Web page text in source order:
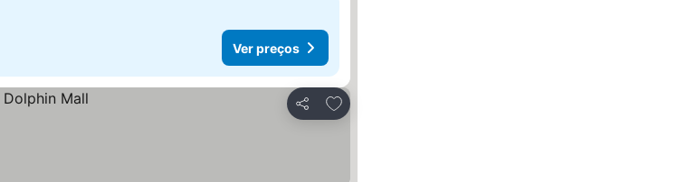
Ver preços
Partilhar
Adicionar aos favoritos